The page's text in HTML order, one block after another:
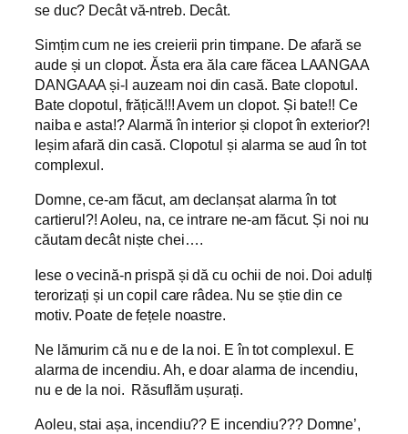
se duc? Decât vă-ntreb. Decât.
Simțim cum ne ies creierii prin timpane. De afară se
aude și un clopot. Ăsta era ăla care făcea LAANGAA
DANGAAA și-l auzeam noi din casă. Bate clopotul.
Bate clopotul, frățică!!! Avem un clopot. Și bate!! Ce
naiba e asta!? Alarmă în interior și clopot în exterior?!
Ieșim afară din casă. Clopotul și alarma se aud în tot
complexul.
Domne, ce-am făcut, am declanșat alarma în tot
cartierul?! Aoleu, na, ce intrare ne-am făcut. Și noi nu
căutam decât niște chei….
Iese o vecină-n prispă și dă cu ochii de noi. Doi adulți
terorizați și un copil care râdea. Nu se știe din ce
motiv. Poate de fețele noastre.
Ne lămurim că nu e de la noi. E în tot complexul. E
alarma de incendiu. Ah, e doar alarma de incendiu,
nu e de la noi. Răsuflăm ușurați.
Aoleu, stai așa, incendiu?? E incendiu??? Domne’,